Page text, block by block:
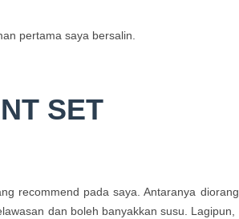
pertama saya bersalin.
SET
recommend pada saya. Antaranya
dan boleh banyakkan susu.